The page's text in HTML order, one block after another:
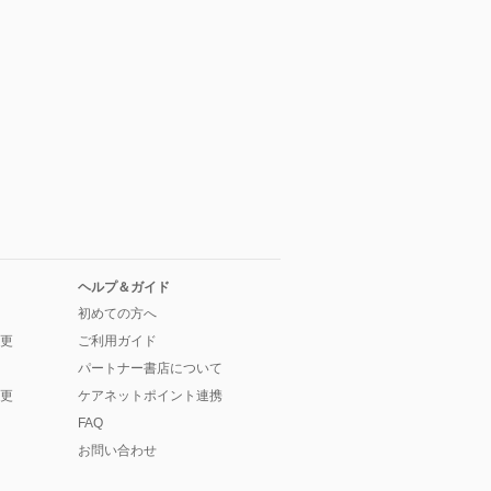
ヘルプ＆ガイド
初めての方へ
ご利用ガイド
パートナー書店について
ケアネットポイント連携
FAQ
お問い合わせ